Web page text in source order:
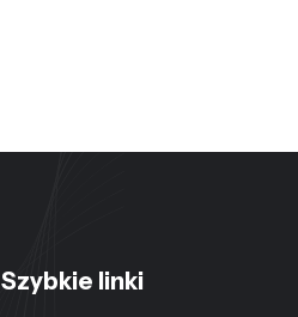
Szybkie linki